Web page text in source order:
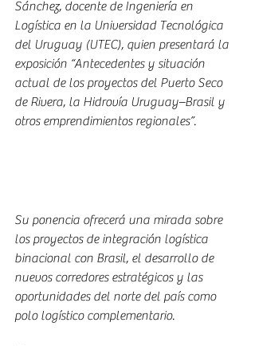
Sánchez, docente de Ingeniería en
Logística en la Universidad Tecnológica
del Uruguay (UTEC), quien presentará la
exposición “Antecedentes y situación
actual de los proyectos del Puerto Seco
de Rivera, la Hidrovía Uruguay–Brasil y
otros emprendimientos regionales”.
Su ponencia ofrecerá una mirada sobre
los proyectos de integración logística
binacional con Brasil, el desarrollo de
nuevos corredores estratégicos y las
oportunidades del norte del país como
polo logístico complementario.